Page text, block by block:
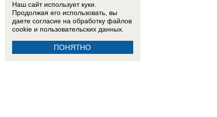
Наш сайт использует куки.
Продолжая его использовать, вы
даете согласие на обработку файлов
cookie и пользовательских данных.
ПОНЯТНО